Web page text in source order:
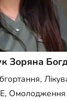
Зоряна
Омолодження